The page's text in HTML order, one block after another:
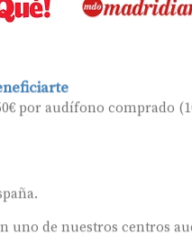
por audífono comprado
de nuestros centros